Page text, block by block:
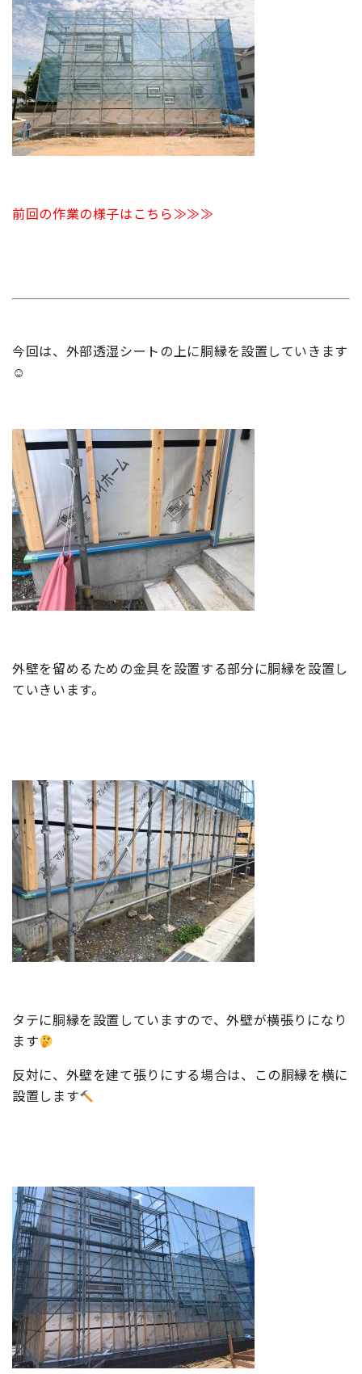
前回の作業の様子はこちら≫≫≫
今回は、外部透湿シートの上に胴縁を設置していきます
☺
外壁を留めるための金具を設置する部分に胴縁を設置し
ていきいます。
タテに胴縁を設置していますので、外壁が横張りになり
ます
反対に、外壁を建て張りにする場合は、この胴縁を横に
設置します